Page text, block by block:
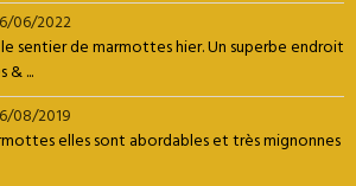
06/2022
sentier de marmottes hier. Un superbe endroit
& ...
08/2019
elles sont abordables et très mignonnes